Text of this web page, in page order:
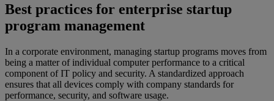
Best practices for enterprise startup
program management
In a corporate environment, managing startup programs moves from
being a matter of individual computer performance to a critical
component of IT policy and security. A standardized approach
ensures that all devices comply with company standards for
performance, security, and software usage.